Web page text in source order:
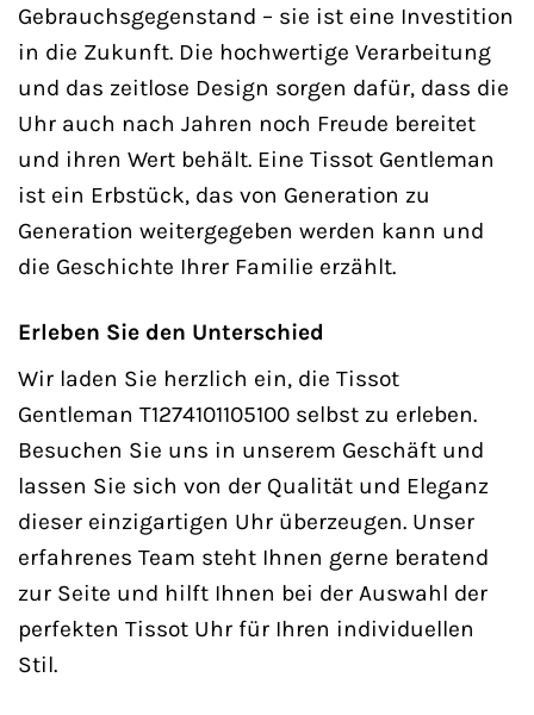
Gebrauchsgegenstand – sie ist eine Investition
in die Zukunft. Die hochwertige Verarbeitung
und das zeitlose Design sorgen dafür, dass die
Uhr auch nach Jahren noch Freude bereitet
und ihren Wert behält. Eine Tissot Gentleman
ist ein Erbstück, das von Generation zu
Generation weitergegeben werden kann und
die Geschichte Ihrer Familie erzählt.
Erleben Sie den Unterschied
Wir laden Sie herzlich ein, die Tissot
Gentleman T1274101105100 selbst zu erleben.
Besuchen Sie uns in unserem Geschäft und
lassen Sie sich von der Qualität und Eleganz
dieser einzigartigen Uhr überzeugen. Unser
erfahrenes Team steht Ihnen gerne beratend
zur Seite und hilft Ihnen bei der Auswahl der
perfekten Tissot Uhr für Ihren individuellen
Stil.